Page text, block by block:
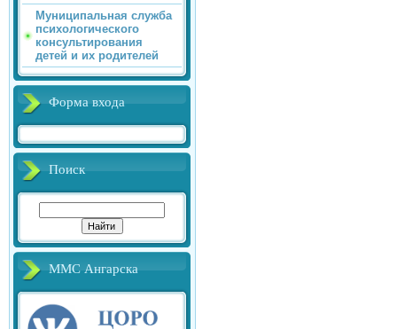
Муниципальная служба
психологического
консультирования
детей и их родителей
Форма входа
Поиск
ММС Ангарска